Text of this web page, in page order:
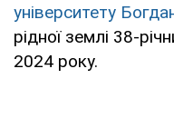
університету
рідної землі 38-
2024 року.